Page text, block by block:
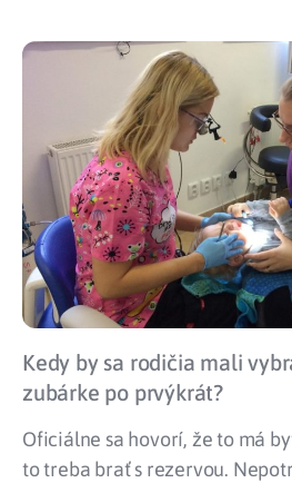
Kedy by sa rodičia mali
zubárke po prvýkrát?
Oficiálne sa hovorí, že to má
to treba brať s rezervou.